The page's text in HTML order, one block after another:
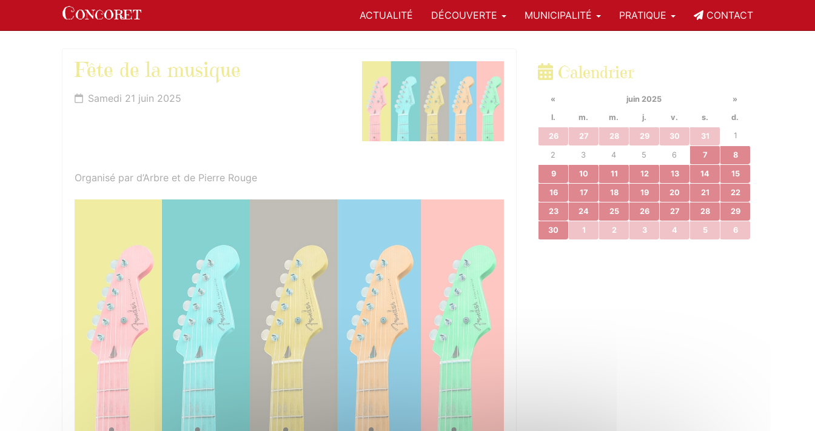
Concoret ACTUALITÉ DÉCOUVERTE MUNICIPALITÉ PRATIQUE CONTACT
Fête de la musique
Samedi 21 juin 2025
Organisé par d’Arbre et de Pierre Rouge
Calendrier
« juin 2025
»
l.
m. m. j. v. s. d.
26 27 28 29 30 31 1
2 3 4 5 6 7 8
9 10 11 12 13 14 15
16 17 18 19 20 21 22
23 24 25 26 27 28 29
30 1 2 3 4 5 6
Panneau de gestion des cookies